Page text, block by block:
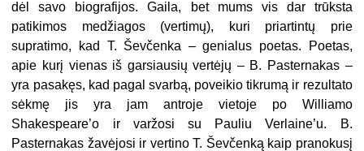
dėl savo biografijos. Gaila, bet mums vis dar trūksta
patikimos medžiagos (vertimų), kuri priartintų prie
supratimo, kad T. Ševčenka – genialus poetas. Poetas,
apie kurį vienas iš garsiausių vertėjų – B. Pasternakas –
yra pasakęs, kad pagal svarbą, poveikio tikrumą ir rezultato
sėkmę jis yra jam antroje vietoje po Williamo
Shakespeare’o ir varžosi su Pauliu Verlaine’u. B.
Pasternakas žavėjosi ir vertino T. Ševčenką kaip pranokusį